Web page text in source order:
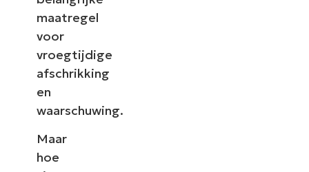
maatregel
voor
vroegtijdige
afschrikking
en
waarschuwing.
Maar
hoe